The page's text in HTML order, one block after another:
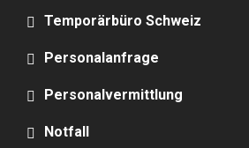
Temporärbüro Schweiz
Personalanfrage
Personalvermittlung
Notfall